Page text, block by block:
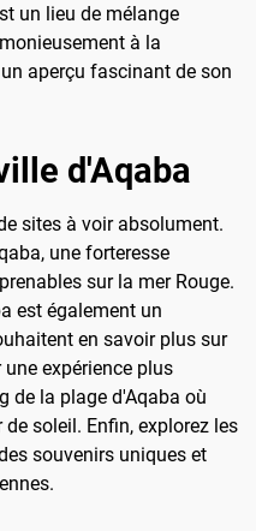
un lieu de mélange
à la
aperçu fascinant de son
d'Aqaba
sites à voir absolument.
une forteresse
sur la mer Rouge.
est également un
en savoir plus sur
expérience plus
de la plage d'Aqaba où
soleil. Enfin, explorez les
souvenirs uniques et